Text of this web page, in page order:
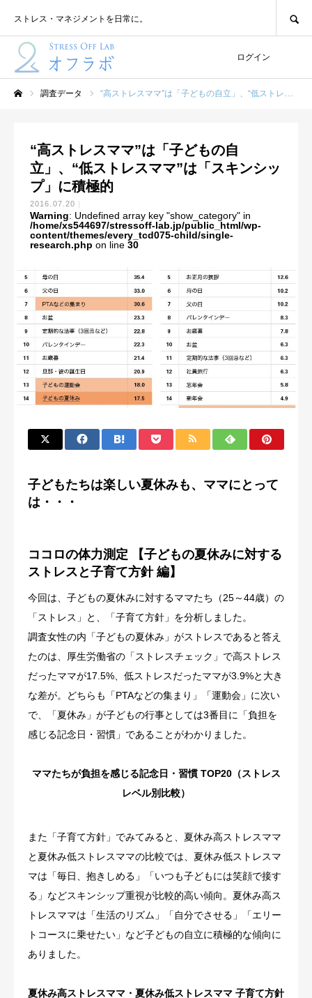
ストレス・マネジメントを日常に。
ログイン
調査データ “高ストレスママ”は「子どもの自立」、“低ストレスママ”は「スキンシップ」に積極的
“高ストレスママ”は「子どもの自
立」、“低ストレスママ”は「スキンシッ
プ」に積極的
2016.07.20
Warning: Undefined array key "show_category" in
/home/xs544697/stressoff-lab.jp/public_html/wp-
content/themes/every_tcd075-child/single-
research.php on line 30
子どもたちは楽しい夏休みも、ママにとって
は・・・
ココロの体力測定 【子どもの夏休みに対する
ストレスと子育て方針 編】
今回は、子どもの夏休みに対するママたち（25～44歳）の
「ストレス」と、「子育て方針」を分析しました。
調査女性の内「子どもの夏休み」がストレスであると答え
たのは、厚生労働省の「ストレスチェック」で高ストレス
だったママが17.5%、低ストレスだったママが3.9%と大き
な差が。どちらも「PTAなどの集まり」「運動会」に次い
で、「夏休み」が子どもの行事としては3番目に「負担を
感じる記念日・習慣」であることがわかりました。
ママたちが負担を感じる記念日・習慣 TOP20（ストレス
レベル別比較）
また「子育て方針」でみてみると、夏休み高ストレスママ
と夏休み低ストレスママの比較では、夏休み低ストレスマ
マは「毎日、抱きしめる」「いつも子どもには笑顔で接す
る」などスキンシップ重視が比較的高い傾向。夏休み高ス
トレスママは「生活のリズム」「自分でさせる」「エリー
トコースに乗せたい」など子どもの自立に積極的な傾向に
ありました。
夏休み高ストレスママ・夏休み低ストレスママ 子育て方針